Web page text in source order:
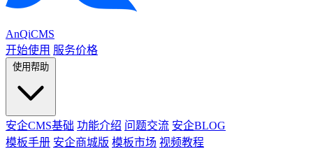
AnQiCMS
开始使用 服务价格
使用帮助
安企CMS基础 功能介绍 问题交流 安企BLOG
模板手册 安企商城版 模板市场 视频教程